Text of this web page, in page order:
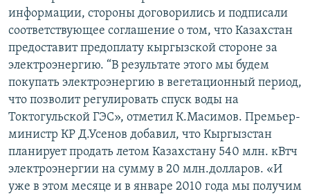
информации, стороны договорились и подписали
соответствующее соглашение о том, что Казахстан
предоставит предоплату кыргызской стороне за
электроэнергию. “В результате этого мы будем
покупать электроэнергию в вегетационный период,
что позволит регулировать спуск воды на
Токтогульской ГЭС», отметил К.Масимов. Премьер-
министр КР Д.Усенов добавил, что Кыргызстан
планирует продать летом Казахстану 540 млн. кВтч
электроэнергии на сумму в 20 млн.долларов. «И
уже в этом месяце и в январе 2010 года мы получим